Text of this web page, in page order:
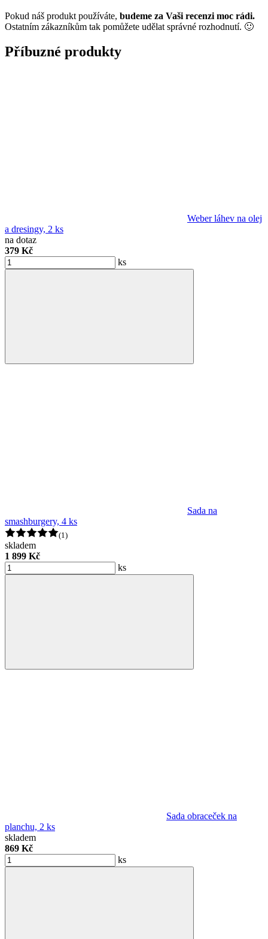
Pokud náš produkt používáte, budeme za Vaši recenzi moc rádi.
Ostatním zákazníkům tak pomůžete udělat správné rozhodnutí. 🙂
Příbuzné produkty
Weber láhev na olej
a dresingy, 2 ks
na dotaz
379 Kč
ks
Sada na
smashburgery, 4 ks
(1)
skladem
1 899 Kč
ks
Sada obraceček na
planchu, 2 ks
skladem
869 Kč
ks